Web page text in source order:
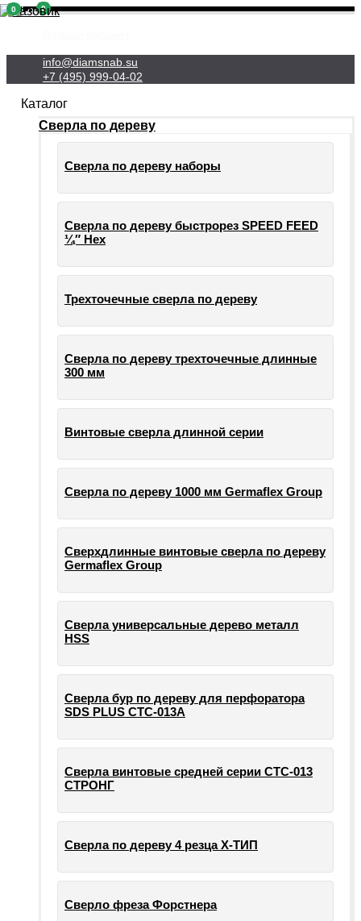
info@diamsnab.su
+7 (495) 999-04-02
0
Каталог
Сверла по дереву
Сверла по дереву наборы
Сверла по дереву быстрорез SPEED FEED
¼″ Hex
Трехточечные сверла по дереву
Сверла по дереву трехточечные длинные
300 мм
Винтовые сверла длинной серии
Сверла по дереву 1000 мм Germaflex Group
Сверхдлинные винтовые сверла по дереву
Germaflex Group
Сверла универсальные дерево металл
HSS
Cверла бур по дереву для перфоратора
SDS PLUS СТС-013А
Сверла винтовые средней серии СТС-013
СТРОНГ
Сверла по дереву 4 резца Х-ТИП
Сверло фреза Форстнера
0